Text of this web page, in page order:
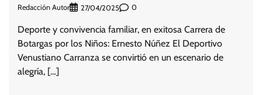
Redacción Autor 27/04/2025 0
Deporte y convivencia familiar, en exitosa Carrera de
Botargas por los Niños: Ernesto Núñez El Deportivo
Venustiano Carranza se convirtió en un escenario de
alegría, […]